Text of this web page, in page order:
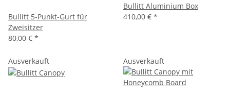
Bullitt 5-Punkt-Gurt für
Zweisitzer
80,00 € *
Bullitt Aluminium Box
410,00 € *
Ausverkauft Ausverkauft